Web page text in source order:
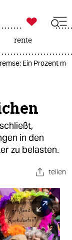

taz zahl ich
rente
Ein Prozent
in den
zu belasten.
teilen